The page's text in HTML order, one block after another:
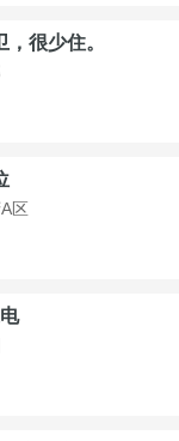
很少住。
区